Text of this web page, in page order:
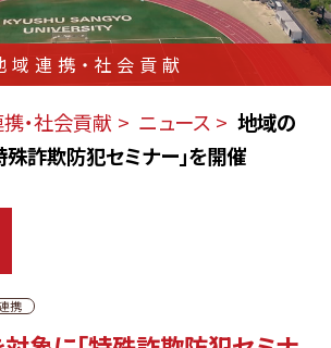
域連携・社会貢献
・社会貢献 ニュース
地域の
殊詐欺防犯セミナー」を開催
携